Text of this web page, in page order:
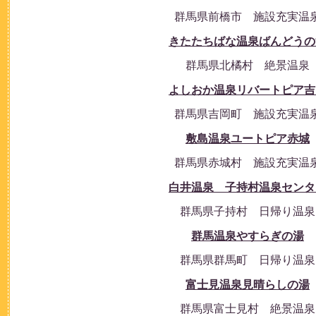
群馬県前橋市 施設充実温
きたたちばな温泉ばんどう
群馬県北橘村 絶景温泉
よしおか温泉リバートピア
群馬県吉岡町 施設充実温
敷島温泉ユートピア赤城
群馬県赤城村 施設充実温
白井温泉 子持村温泉セン
群馬県子持村 日帰り温泉
群馬温泉やすらぎの湯
群馬県群馬町 日帰り温泉
富士見温泉見晴らしの湯
群馬県富士見村 絶景温泉